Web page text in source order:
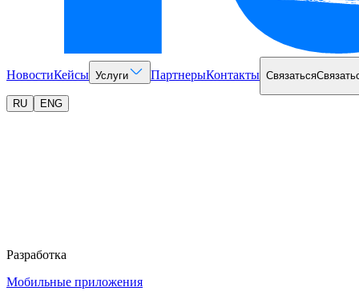
НовостиКейсы Услуги ПартнерыКонтакты Связаться
RU ENG
Разработка
Мобильные приложения